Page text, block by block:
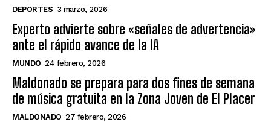
DEPORTES 3 marzo, 2026
Experto advierte sobre «señales de advertencia»
ante el rápido avance de la IA
MUNDO 24 febrero, 2026
Maldonado se prepara para dos fines de semana
de música gratuita en la Zona Joven de El Placer
MALDONADO 27 febrero, 2026